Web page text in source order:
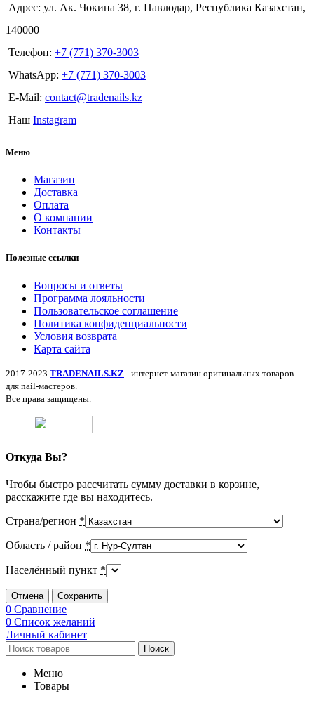
Адрес: ул. Ак. Чокина 38, г. Павлодар, Республика Казахстан,
140000
Телефон: +7 (771) 370-3003
WhatsApp: +7 (771) 370-3003
E-Mail: contact@tradenails.kz
Наш Instagram
Меню
Магазин
Доставка
Оплата
О компании
Контакты
Полезные ссылки
Вопросы и ответы
Программа лояльности
Пользовательское соглашение
Политика конфиденциальности
Условия возврата
Карта сайта
2017-2023 TRADENAILS.KZ - интернет-магазин оригинальных товаров
для nail-мастеров.
Все права защищены.
Откуда Вы?
Чтобы быстро рассчитать сумму доставки в корзине,
расскажите где вы находитесь.
Страна/регион *
Область / район *
Населённый пункт *
Отмена Сохранить
0 Сравнение
0 Список желаний
Личный кабинет
Поиск
Меню
Товары